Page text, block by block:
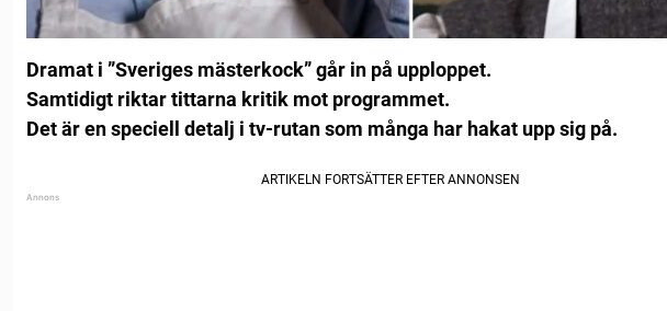
Dramat i ”Sveriges mästerkock” går in på upploppet.
Samtidigt riktar tittarna kritik mot programmet.
Det är en speciell detalj i tv-rutan som många har hakat upp sig på.